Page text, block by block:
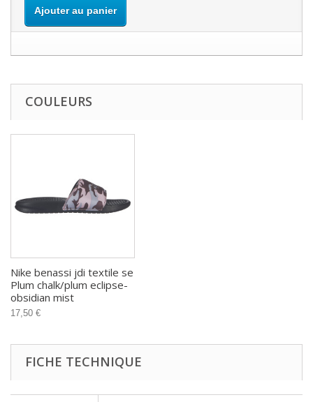
Ajouter au panier
COULEURS
Nike benassi jdi textile se
Plum chalk/plum eclipse-
obsidian mist
17,50 €
FICHE TECHNIQUE